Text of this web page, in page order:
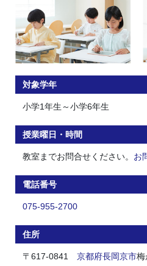
対象学年
小学1年生～小学6年生
授業曜日・時間
教室までお問合せください。 お
電話番号
075-955-2700
住所
〒617-0841 京都府長岡京市梅